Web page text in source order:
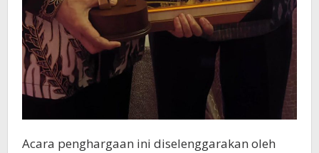
Acara penghargaan ini diselenggarakan oleh